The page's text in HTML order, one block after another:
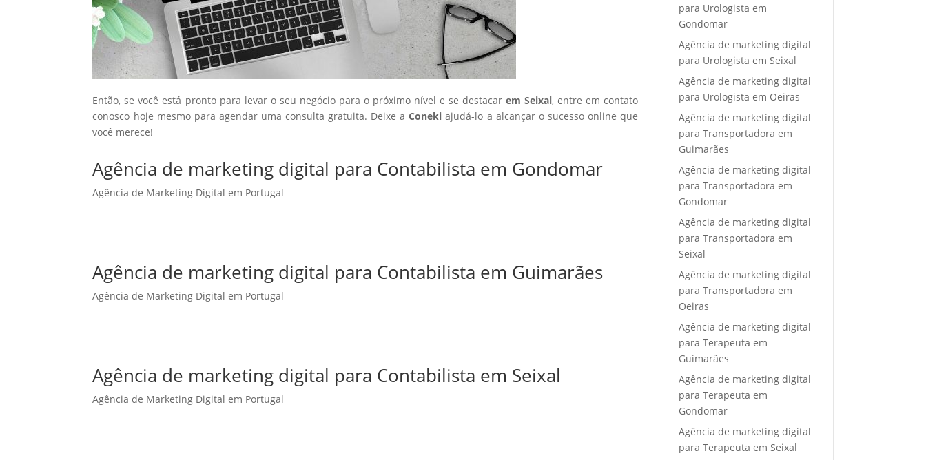
Então, se você está pronto para levar o seu negócio para o próximo nível e se destacar em Seixal, entre em contato
conosco hoje mesmo para agendar uma consulta gratuita. Deixe aConeki ajudá-lo a alcançar o sucesso online que
você merece!
Agência de marketing digital para Contabilista em Gondomar
Agência de Marketing Digital em Portugal
Agência de marketing digital para Contabilista em Guimarães
Agência de Marketing Digital em Portugal
Agência de marketing digital para Contabilista em Seixal
Agência de Marketing Digital em Portugal
para Urologista em
Gondomar
Agência de marketing digital
para Urologista em Seixal
Agência de marketing digital
para Urologista em Oeiras
Agência de marketing digital
para Transportadora em
Guimarães
Agência de marketing digital
para Transportadora em
Gondomar
Agência de marketing digital
para Transportadora em
Seixal
Agência de marketing digital
para Transportadora em
Oeiras
Agência de marketing digital
para Terapeuta em
Guimarães
Agência de marketing digital
para Terapeuta em
Gondomar
Agência de marketing digital
para Terapeuta em Seixal